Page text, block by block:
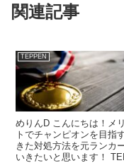
関連記事
TEPPEN
めりんD こんにちは！メ
トでチャンピオンを目指
きた対処方法を元ランカ
いきたいと思います！